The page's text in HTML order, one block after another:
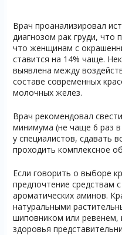
Врач проанализировал
диагнозом рак груди, что
что женщинам с
ставится на 14% чаще.
выявлена между
составе современных
молочных желез.
Врач рекомендовал
минимума (не чаще 6 раз
у специалистов, сдавать
проходить комплексное
Если говорить о выборе
предпочтение средствам
ароматических аминов.
натуральными
шиповником или ревенем,
здоровья